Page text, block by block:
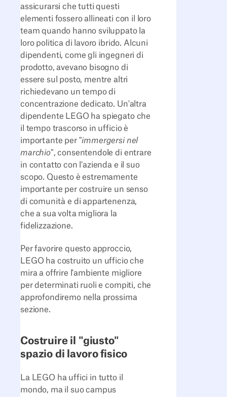
assicurarsi che tutti questi
elementi fossero allineati con il loro
team quando hanno sviluppato la
loro politica di lavoro ibrido. Alcuni
dipendenti, come gli ingegneri di
prodotto, avevano bisogno di
essere sul posto, mentre altri
richiedevano un tempo di
concentrazione dedicato. Un'altra
dipendente LEGO ha spiegato che
il tempo trascorso in ufficio è
importante per "immergersi nel
marchio", consentendole di entrare
in contatto con l'azienda e il suo
scopo. Questo è estremamente
importante per costruire un senso
di comunità e di appartenenza,
che a sua volta migliora la
fidelizzazione.
Per favorire questo approccio,
LEGO ha costruito un ufficio che
mira a offrire l'ambiente migliore
per determinati ruoli e compiti, che
approfondiremo nella prossima
sezione.
Costruire il "giusto"
spazio di lavoro fisico
La LEGO ha uffici in tutto il
mondo, ma il suo campus